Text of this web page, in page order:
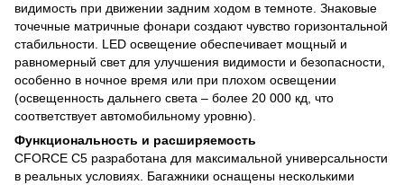
видимость при движении задним ходом в темноте. Знаковые
точечные матричные фонари создают чувство горизонтальной
стабильности. LED освещение обеспечивает мощный и
равномерный свет для улучшения видимости и безопасности,
особенно в ночное время или при плохом освещении
(освещенность дальнего света – более 20 000 кд, что
соответствует автомобильному уровню).
Функциональность и расширяемость
CFORCE C5 разработана для максимальной универсальности
в реальных условиях. Багажники оснащены несколькими